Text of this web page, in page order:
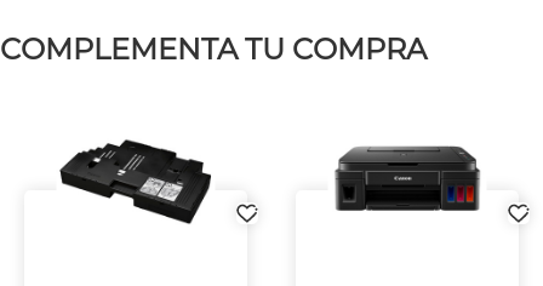
COMPLEMENTA TU COMPRA